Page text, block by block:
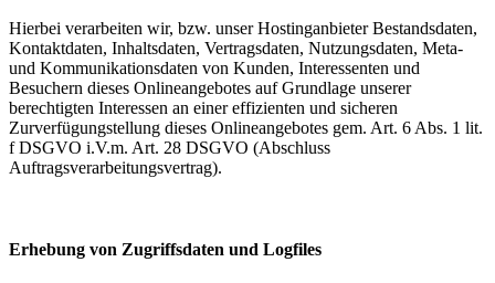
Hierbei verarbeiten wir, bzw. unser Hostinganbieter Bestandsdaten,
Kontaktdaten, Inhaltsdaten, Vertragsdaten, Nutzungsdaten, Meta-
und Kommunikationsdaten von Kunden, Interessenten und
Besuchern dieses Onlineangebotes auf Grundlage unserer
berechtigten Interessen an einer effizienten und sicheren
Zurverfügungstellung dieses Onlineangebotes gem. Art. 6 Abs. 1 lit.
f DSGVO i.V.m. Art. 28 DSGVO (Abschluss
Auftragsverarbeitungsvertrag).
Erhebung von Zugriffsdaten und Logfiles